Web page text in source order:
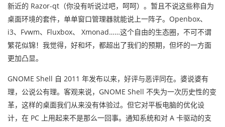
新近的 Razor-qt（你没有听说过吧，呵呵）。暂且不说这些称自为
桌面环境的套件，单单窗口管理器就能说上一阵子。Openbox、
i3、Fvwm、Fluxbox、 Xmonad……这个自由的生态圈，不可不谓
繁花似锦！我觉得，好和坏，都超出了我们的预期，但坏的一方面
更加凸显。
GNOME Shell 自 2011 年发布以来，好评与恶评同在。婆说婆有
理，公说公有理。客观来说，GNOME Shell 不失为一次历史性的变
革，这样的桌面我们从来没有体验过。但它对平板电脑的优化设
计，在 PC 上用起来不是那么一回事。通知系统和对 A 卡驱动的支